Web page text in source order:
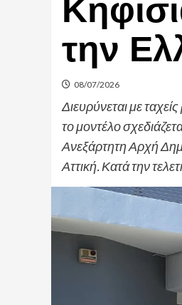
την
08/07/2026
Διευρύνεται με
το μοντέλο
Ανεξάρτητη Αρχή
Αττική. Κατά την